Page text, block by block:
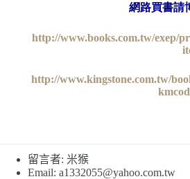
網路買書請
http://www.books.com.tw/exep/
http://www.kingstone.com.tw/
留言者: 米猴
Email: a1332055@yahoo.com.tw